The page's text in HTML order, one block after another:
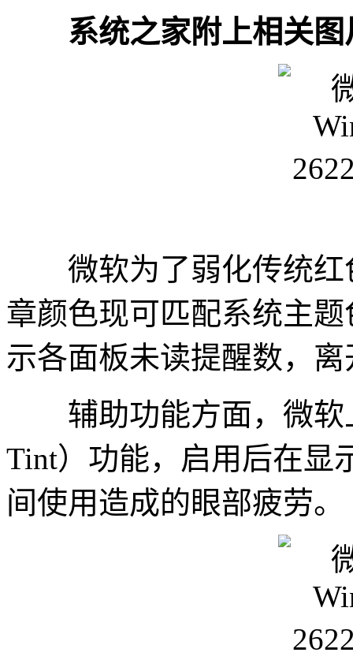
系统之家附上相关图
微软为了弱化传统红
章颜色现可匹配系统主
示各面板未读提醒数，
辅助功能方面，微软
Tint）功能，启用后在显
间使用造成的眼部疲劳。